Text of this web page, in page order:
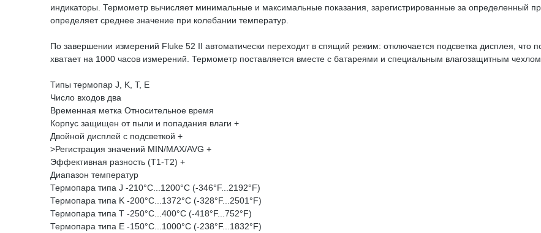
индикаторы. Термометр вычисляет минимальные и максимальные показания, зарегистрированные за определенный
определяет среднее значение при колебании температур.
По завершении измерений Fluke 52 II автоматически переходит в спящий режим: отключается подсветка дисплея, что
хватает на 1000 часов измерений. Термометр поставляется вместе с батареями и специальным влагозащитным чехлом.
Типы термопар J, K, T, E
Число входов два
Временная метка Относительное время
Корпус защищен от пыли и попадания влаги +
Двойной дисплей с подсветкой +
>Регистрация значений MIN/MAX/AVG +
Эффективная разность (Т1-Т2) +
Диапазон температур
Термопара типа J -210°С...1200°С (-346°F...2192°F)
Термопара типа K -200°С...1372°С (-328°F...2501°F)
Термопара типа T -250°С...400°С (-418°F...752°F)
Термопара типа E -150°С...1000°С (-238°F...1832°F)